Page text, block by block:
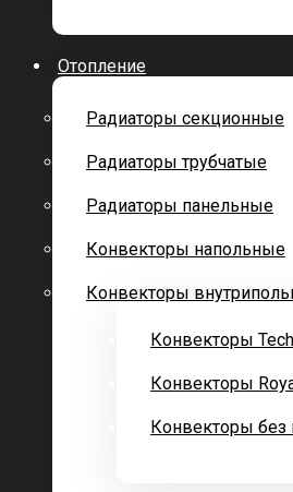
Отопление
Радиаторы секционные
Радиаторы трубчатые
Радиаторы панельные
Конвекторы напольные
Конвекторы
Конвекторы
Конвекторы
Конвекторы без